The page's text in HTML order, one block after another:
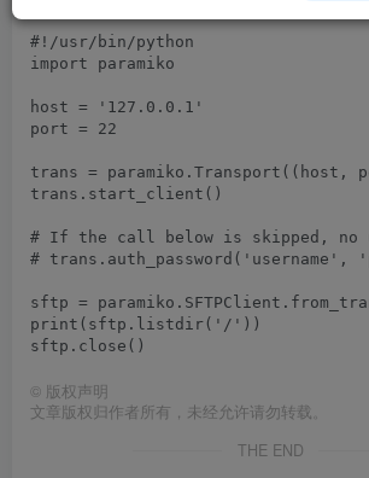
#!/usr/bin/python
import paramiko
host = '127.0.0.1'
port = 22
trans = paramiko.Transport((host,
trans.start_client()
# If the call below is skipped, no
# trans.auth_password('username',
sftp =
print(sftp.listdir('/'))
© 版权声明
文章版权归作者所有，未经允许请勿转载。
THE END